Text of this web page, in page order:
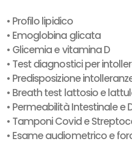
• Profilo lipidico
• Emoglobina glicata
• Glicemia e vitamina D
• Test diagnostici per
• Predisposizione
• Breath test lattosio e
• Permeabilità Intestinale e
• Tamponi Covid e
• Esame audiometrico e